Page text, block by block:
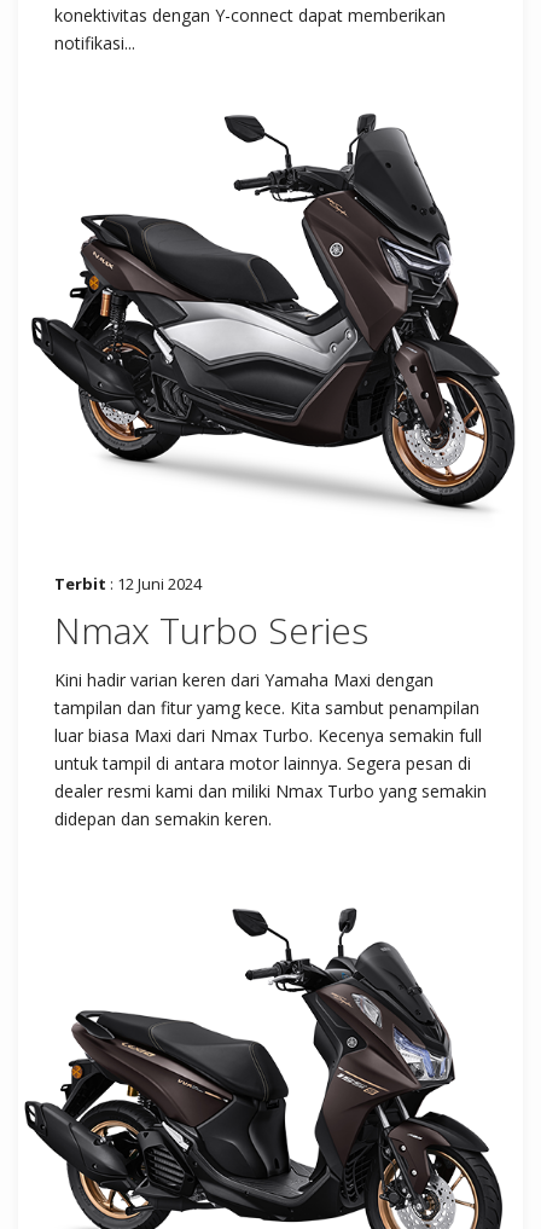
konektivitas dengan Y-connect dapat memberikan
notifikasi...
Terbit : 12 Juni 2024
Nmax Turbo Series
Kini hadir varian keren dari Yamaha Maxi dengan
tampilan dan fitur yamg kece. Kita sambut penampilan
luar biasa Maxi dari Nmax Turbo. Kecenya semakin full
untuk tampil di antara motor lainnya. Segera pesan di
dealer resmi kami dan miliki Nmax Turbo yang semakin
didepan dan semakin keren.